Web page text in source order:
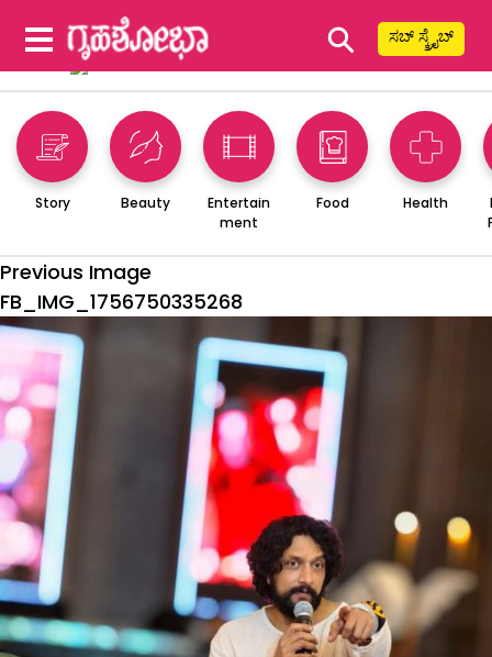
⚲ ಸಬ್ ಸ್ಕ್ರೈಬ್
Story Beauty
Entertain
ment
Food Health
Previous Image
FB_IMG_1756750335268